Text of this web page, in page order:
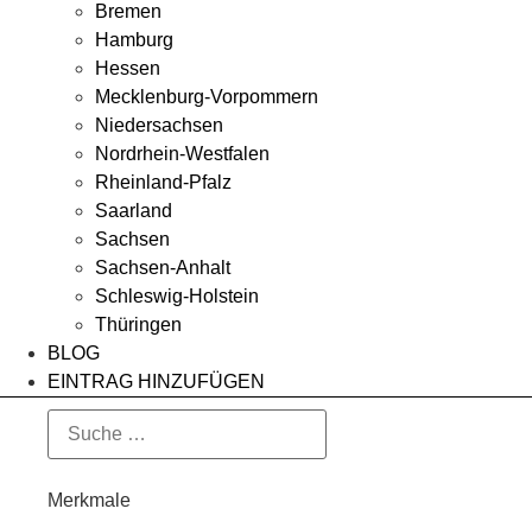
Bremen
Hamburg
Hessen
Mecklenburg-Vorpommern
Niedersachsen
Nordrhein-Westfalen
Rheinland-Pfalz
Saarland
Sachsen
Sachsen-Anhalt
Schleswig-Holstein
Thüringen
BLOG
EINTRAG HINZUFÜGEN
Merkmale